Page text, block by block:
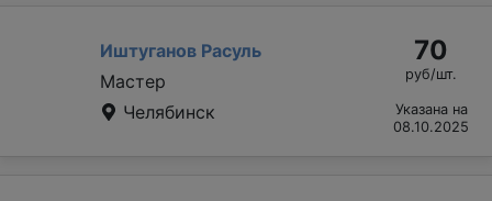
Иштуганов Расуль
Мастер
Челябинск
70
руб/шт.
Указана на
08.10.2025